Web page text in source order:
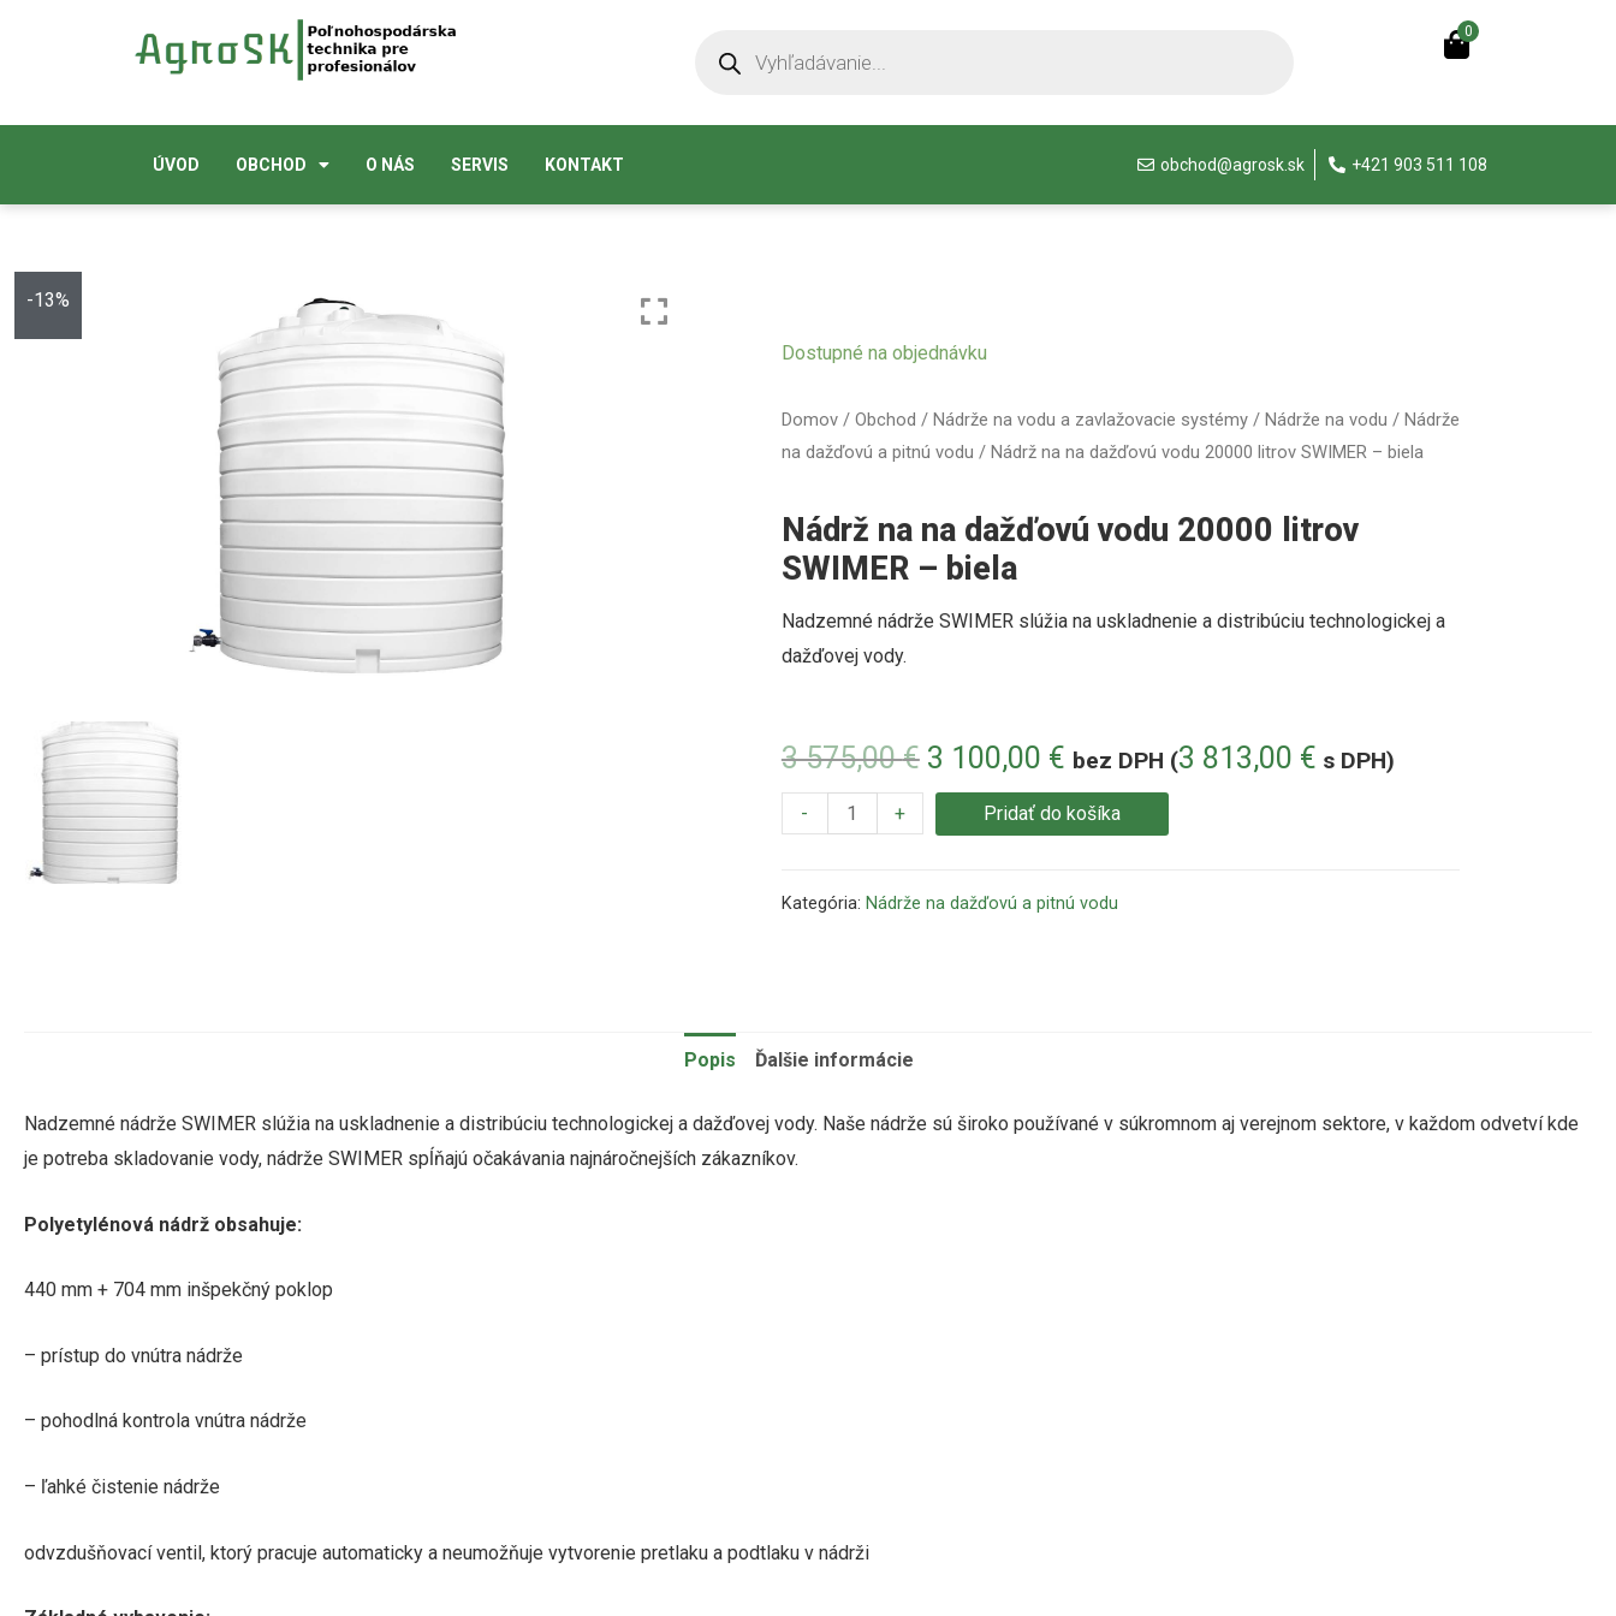
0
ÚVOD OBCHOD O NÁS SERVIS KONTAKT obchod@agrosk.sk +421 903 511 108
-13%
Domov/ Obchod / Nádrže na vodu a zavlažovacie systémy/ Nádrže na vodu / Nádrže
na dažďovú a pitnú vodu / Nádrž na na dažďovú vodu 20000 litrov SWIMER – biela
Nádrž na na dažďovú vodu 20000 litrov
SWIMER – biela
3 575,00€ 3 100,00 € bez DPH (3 813,00 € s DPH)
Nadzemné nádrže SWIMER slúžia na uskladnenie a distribúciu technologickej a
dažďovej vody.
Dostupné na objednávku
- + Pridať do košíka
Kategória: Nádrže na dažďovú a pitnú vodu
Popis Ďalšie informácie
Nadzemné nádrže SWIMER slúžia na uskladnenie a distribúciu technologickej a dažďovej vody. Naše nádrže sú široko používané v súkromnom aj verejnom sektore, v každom odvetví kde
je potreba skladovanie vody, nádrže SWIMER spĺňajú očakávania najnáročnejších zákazníkov.
Polyetylénová nádrž obsahuje:
440 mm + 704 mm inšpekčný poklop
– prístup do vnútra nádrže
– pohodlná kontrola vnútra nádrže
– ľahké čistenie nádrže
odvzdušňovací ventil, ktorý pracuje automaticky a neumožňuje vytvorenie pretlaku a podtlaku v nádrži